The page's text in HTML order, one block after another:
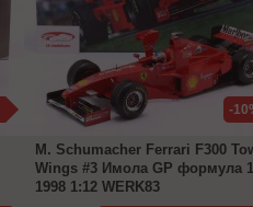
-
M. Schumacher Ferrari F300
Wings #3 Имола GP формула 1
1998 1:12 WERK83